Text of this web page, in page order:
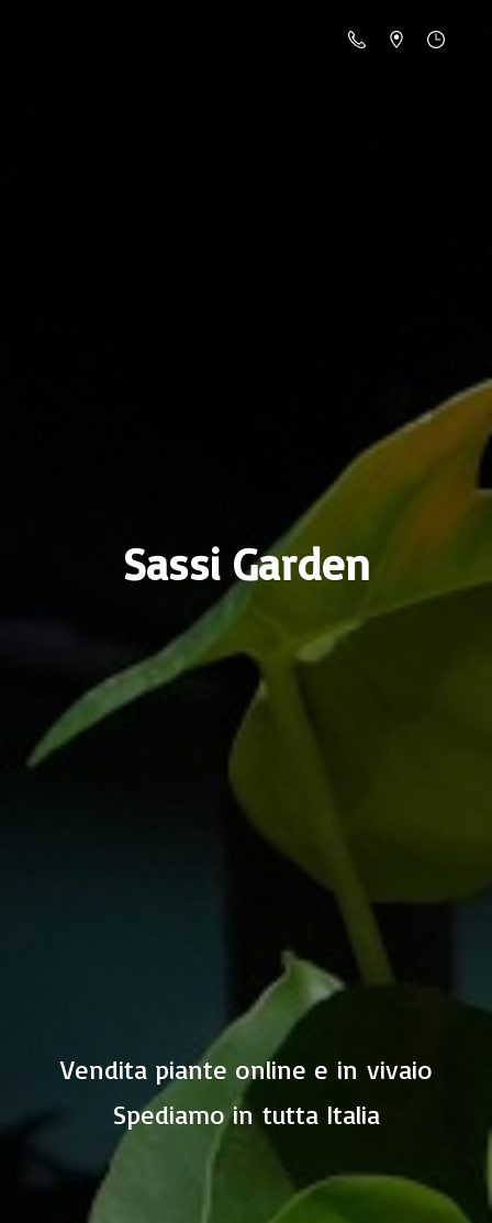
Sassi Garden
Vendita piante online e in vivaio
Spediamo in tutta Italia